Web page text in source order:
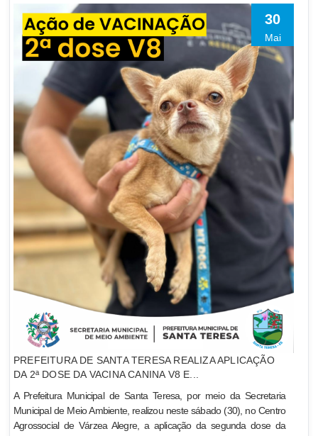
30
Mai
PREFEITURA DE SANTA TERESA REALIZA APLICAÇÃO
DA 2ª DOSE DA VACINA CANINA V8 E...
A Prefeitura Municipal de Santa Teresa, por meio da Secretaria
Municipal de Meio Ambiente, realizou neste sábado (30), no Centro
Agrossocial de Várzea Alegre, a aplicação da segunda dose da